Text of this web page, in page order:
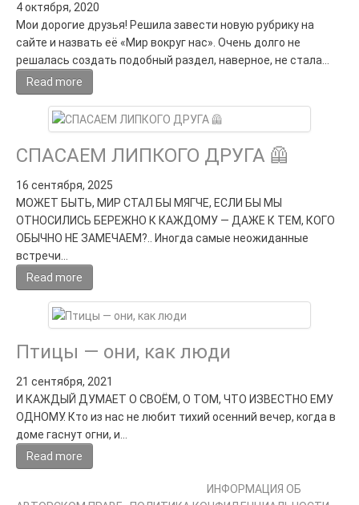
4 октября, 2020
Мои дорогие друзья! Решила завести новую рубрику на
сайте и назвать её «Мир вокруг нас». Очень долго не
решалась создать подобный раздел, наверное, не стала…
Read more
СПАСАЕМ ЛИПКОГО ДРУГА 🦺
16 сентября, 2025
МОЖЕТ БЫТЬ, МИР СТАЛ БЫ МЯГЧЕ, ЕСЛИ БЫ МЫ
ОТНОСИЛИСЬ БЕРЕЖНО К КАЖДОМУ — ДАЖЕ К ТЕМ, КОГО
ОБЫЧНО НЕ ЗАМЕЧАЕМ?.. Иногда самые неожиданные
встречи…
Read more
Птицы — они, как люди
21 сентября, 2021
И КАЖДЫЙ ДУМАЕТ О СВОЁМ, О ТОМ, ЧТО ИЗВЕСТНО ЕМУ
ОДНОМУ. Кто из нас не любит тихий осенний вечер, когда в
доме гаснут огни, и…
Read more
ИНФОРМАЦИЯ ОБ